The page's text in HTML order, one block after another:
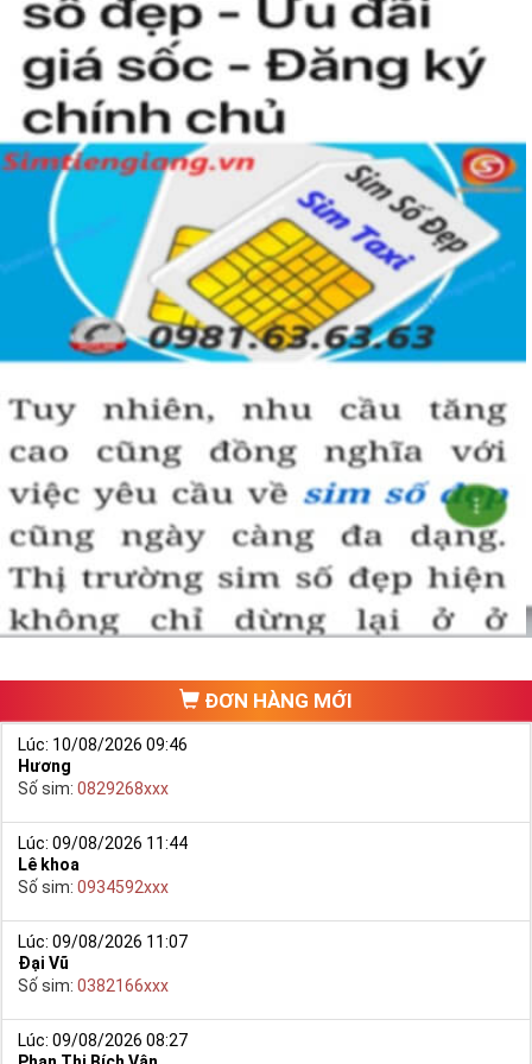
nào rồi?
Hướng dẫn mua Sim Tứ Quý 2 tại
Simtiengiang.vn.
Sim Tiền Giang là đơn vị cung cấp
Tứ Quý, sim giá rẻ uy
tín chất lượng.
Chọn mua sim số đẹp thường mất nhiều thời gian ở khoản lựa số,
một số phải vừa đẹp, vừa tốt về phong thủy thì mới là sim hoàn
hảo. Vậy phải làm sao?
- Cách nhanh nhất để chọn mua được Sim Tứ Quý 2 là bạn vào
trang chủ của Sim Tiền Giang, chọn mục “
Sim giảm giá
“ ở ngay đầu
trang chủ. Đây là danh sách sim được đại lý giảm giá vì một số lý
Ngoài ra quý khách chưa ưng ý về Sim Tứ Quý 2 có cũng thể tham
khảo thêm Sim Vinaphone,Sim Gmobile, Sim Tứ Quý Giữa
ĐƠN HÀNG MỚI
Lúc: 10/08/2026 09:46
Hương
Số sim: 0829268xxx
Lúc: 09/08/2026 11:44
Lê khoa
Số sim: 0934592xxx
Lúc: 09/08/2026 11:07
Đại Vũ
Số sim: 0382166xxx
Lúc: 09/08/2026 08:27